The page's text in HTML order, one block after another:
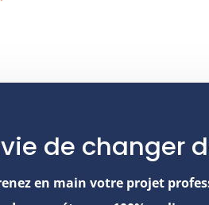
de changer
en main votre projet